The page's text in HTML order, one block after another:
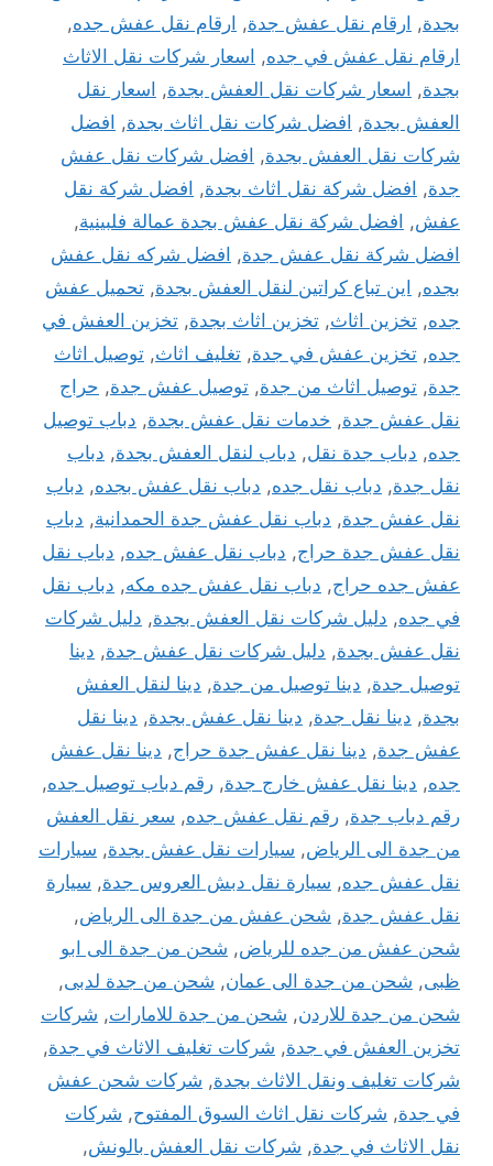
بجدة, ارقام نقل عفش جدة, ارقام نقل عفش جده,
ارقام نقل عفش في جده, اسعار شركات نقل الاثاث
بجدة, اسعار شركات نقل العفش بجدة, اسعار نقل
العفش بجدة, افضل شركات نقل اثاث بجدة, افضل
شركات نقل العفش بجدة, افضل شركات نقل عفش
جدة, افضل شركة نقل اثاث بجدة, افضل شركة نقل
عفش, افضل شركة نقل عفش بجدة عمالة فلبينية,
افضل شركة نقل عفش جدة, افضل شركه نقل عفش
بجده, اين تباع كراتين لنقل العفش بجدة, تحميل عفش
جده, تخزين اثاث, تخزين اثاث بجدة, تخزين العفش في
جده, تخزين عفش في جدة, تغليف اثاث, توصيل اثاث
جدة, توصيل اثاث من جدة, توصيل عفش جدة, حراج
نقل عفش جدة, خدمات نقل عفش بجدة, دباب توصيل
جده, دباب جدة نقل, دباب لنقل العفش بجدة, دباب
نقل جدة, دباب نقل جده, دباب نقل عفش بجده, دباب
نقل عفش جدة, دباب نقل عفش جدة الحمدانية, دباب
نقل عفش جدة حراج, دباب نقل عفش جده, دباب نقل
عفش جده حراج, دباب نقل عفش جده مكه, دباب نقل
في جده, دليل شركات نقل العفش بجدة, دليل شركات
نقل عفش بجدة, دليل شركات نقل عفش جدة, دينا
توصيل جدة, دينا توصيل من جدة, دينا لنقل العفش
بجدة, دينا نقل جدة, دينا نقل عفش بجدة, دينا نقل
عفش جدة, دينا نقل عفش جدة حراج, دينا نقل عفش
جده, دينا نقل عفش خارج جدة, رقم دباب توصيل جده,
رقم دباب جدة, رقم نقل عفش جده, سعر نقل العفش
من جدة الى الرياض, سيارات نقل عفش بجدة, سيارات
نقل عفش جده, سيارة نقل دبش العروس جدة, سيارة
نقل عفش جدة, شحن عفش من جدة الى الرياض,
شحن عفش من جده للرياض, شحن من جدة الى ابو
ظبى, شحن من جدة الى عمان, شحن من جدة لدبى,
شحن من جدة للاردن, شحن من جدة للامارات, شركات
تخزين العفش في جدة, شركات تغليف الاثاث في جدة,
شركات تغليف ونقل الاثاث بجدة, شركات شحن عفش
في جدة, شركات نقل اثاث السوق المفتوح, شركات
نقل الاثاث في جدة, شركات نقل العفش بالونش,